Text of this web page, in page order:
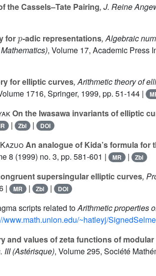
the Cassels–Tate Pairing, J. Reine
for -adic representations, Algebraic
, Volume 17, Academic Press
for elliptic curves, Arithmetic theory of
1716, Springer, 1999, pp. 51-144 |
On the Iwasawa invariants of elliptic
| Zbl | DOI
An analogue of Kida’s formula for
8 (1999) no. 3, pp. 581-601 | MR | Zbl
supersingular elliptic curves,
| MR | Zbl | DOI
scripts related toArithmetic properties
www.math.union.edu/~hatleyj/
and values of zeta functions of
III(Astérisque), Volume 295, Société